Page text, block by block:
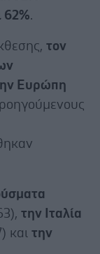
62%.
τον
Ευρώπη
την Ιταλία
και την